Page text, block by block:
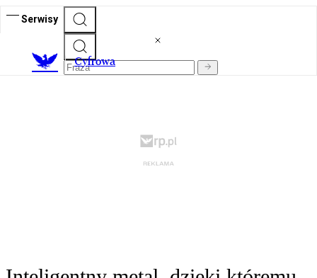
Serwisy
Cyfrowa